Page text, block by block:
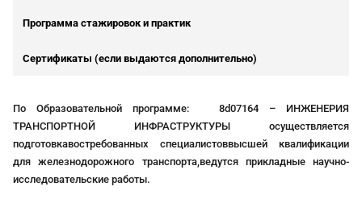
Программа стажировок и практик
Сертификаты (если выдаются дополнительно)
По Образовательной программе: 8d07164 – ИНЖЕНЕРИЯ
ТРАНСПОРТНОЙ ИНФРАСТРУКТУРЫ осуществляется
подготовкавостребованных специалистоввысшей квалификации
для железнодорожного транспорта,ведутся прикладные научно-
исследовательские работы.